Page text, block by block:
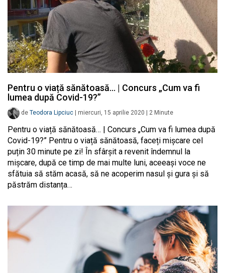
Pentru o viață sănătoasă… | Concurs „Cum va fi
lumea după Covid-19?”
de Teodora Lipciuc miercuri, 15 aprilie 2020 2 Minute
Pentru o viață sănătoasă… | Concurs „Cum va fi lumea după
Covid-19?” Pentru o viață sănătoasă, faceți mișcare cel
puțin 30 minute pe zi! În sfârșit a revenit îndemnul la
mișcare, după ce timp de mai multe luni, aceeași voce ne
sfătuia să stăm acasă, să ne acoperim nasul și gura și să
păstrăm distanța…